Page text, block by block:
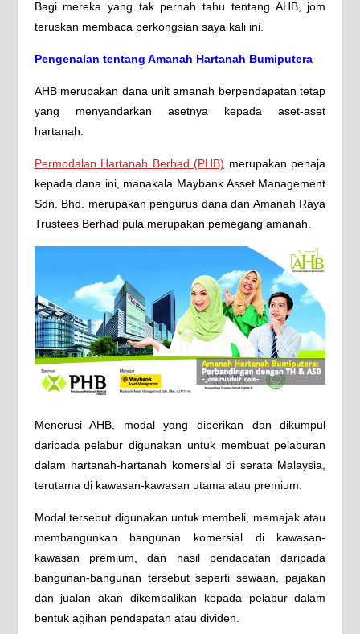
Bagi mereka yang tak pernah tahu tentang AHB, jom
teruskan membaca perkongsian saya kali ini.
Pengenalan tentang Amanah Hartanah Bumiputera
AHB merupakan dana unit amanah berpendapatan tetap
yang menyandarkan asetnya kepada aset-aset
hartanah.
Permodalan Hartanah Berhad (PHB) merupakan penaja
kepada dana ini, manakala Maybank Asset Management
Sdn. Bhd. merupakan pengurus dana dan Amanah Raya
Trustees Berhad pula merupakan pemegang amanah.
Menerusi AHB, modal yang diberikan dan dikumpul
daripada pelabur digunakan untuk membuat pelaburan
dalam hartanah-hartanah komersial di serata Malaysia,
terutama di kawasan-kawasan utama atau premium.
Modal tersebut digunakan untuk membeli, memajak atau
membangunkan bangunan komersial di kawasan-
kawasan premium, dan hasil pendapatan daripada
bangunan-bangunan tersebut seperti sewaan, pajakan
dan jualan akan dikembalikan kepada pelabur dalam
bentuk agihan pendapatan atau dividen.